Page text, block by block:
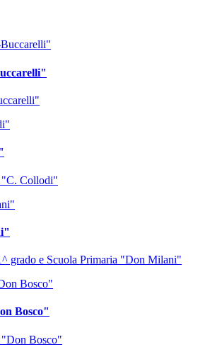
"C. Collodi"
grado e Scuola Primaria "Don Milani"
Bosco"
"Don Bosco"